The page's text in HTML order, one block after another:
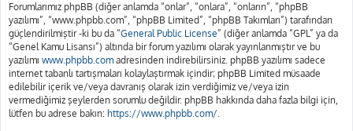
Forumlarımız phpBB (diğer anlamda “onlar”, “onlara”, “onların”, “phpBB
yazılımı”, “www.phpbb.com”, “phpBB Limited”, “phpBB Takımları”) tarafından
güçlendirilmiştir -ki bu da “General Public License” (diğer anlamda “GPL” ya da
“Genel Kamu Lisansı”) altında bir forum yazılımı olarak yayınlanmıştır ve bu
yazılımı www.phpbb.com adresinden indirebilirsiniz. phpBB yazılımı sadece
internet tabanlı tartışmaları kolaylaştırmak içindir; phpBB Limited müsaade
edilebilir içerik ve/veya davranış olarak izin verdiğimiz ve/veya izin
vermediğimiz şeylerden sorumlu değildir. phpBB hakkında daha fazla bilgi için,
lütfen bu adrese bakın: https://www.phpbb.com/.